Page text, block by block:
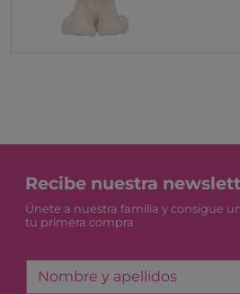
Recibe nuestra
Únete a nuestra familia y consigue
tu primera compra
Nombre y apellidos